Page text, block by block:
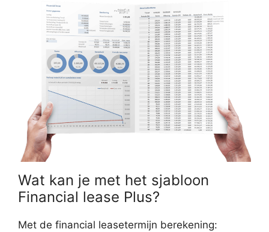
Wat kan je met het sjabloon
Financial lease Plus?
Met de financial leasetermijn berekening: